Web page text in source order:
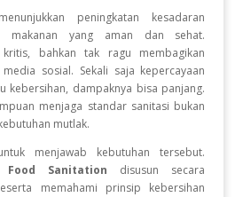
peningkatan kesadaran
makanan yang aman dan sehat.
bahkan tak ragu membagikan
sosial. Sekali saja kepercayaan
kebersihan, dampaknya bisa panjang.
menjaga standar sanitasi bukan
mutlak.
menjawab kebutuhan tersebut.
Food Sanitation disusun secara
memahami prinsip kebersihan